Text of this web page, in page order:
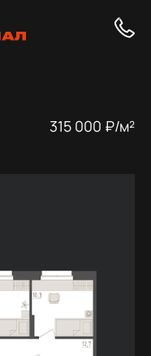
315 000 ₽/м²